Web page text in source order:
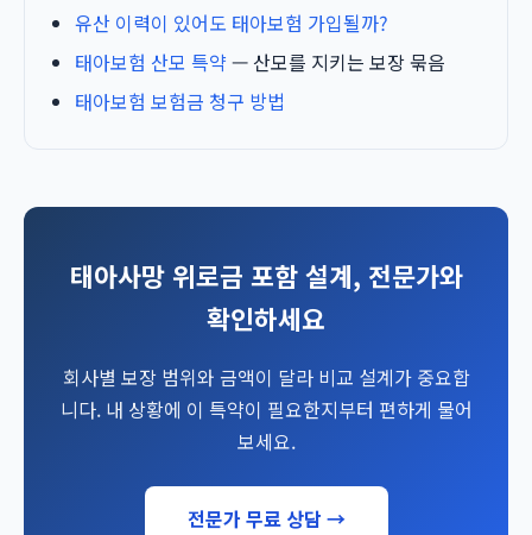
유산 이력이 있어도 태아보험 가입될까?
태아보험 산모 특약 — 산모를 지키는 보장 묶음
태아보험 보험금 청구 방법
태아사망 위로금 포함 설계, 전문가와
확인하세요
회사별 보장 범위와 금액이 달라 비교 설계가 중요합
니다. 내 상황에 이 특약이 필요한지부터 편하게 물어
보세요.
전문가 무료 상담 →